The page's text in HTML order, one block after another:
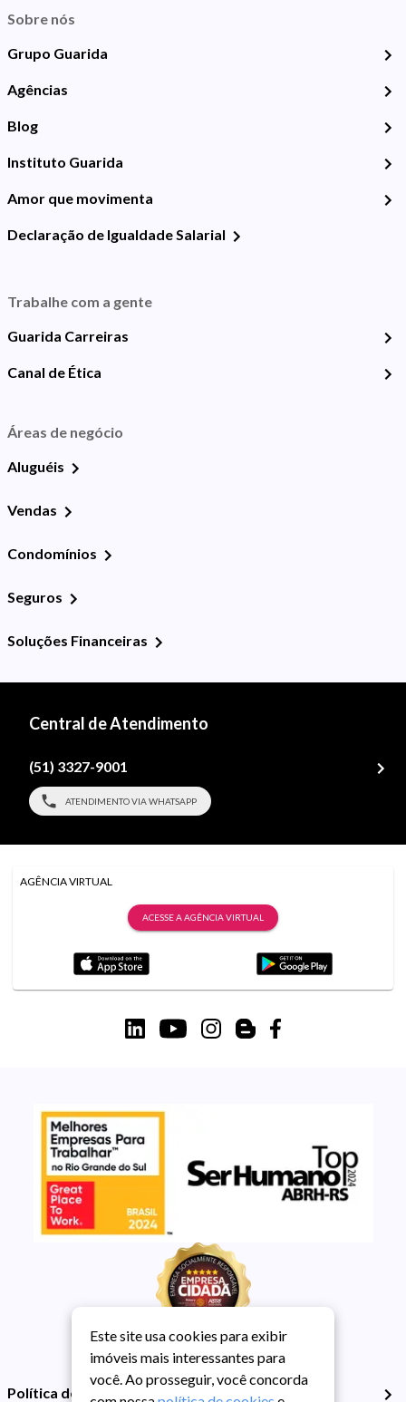
Sobre nós
Grupo Guarida
Agências
Blog
Instituto Guarida
Amor que movimenta
Declaração de Igualdade Salarial
Trabalhe com a gente
Guarida Carreiras
Canal de Ética
Áreas de negócio
Aluguéis
Vendas
Condomínios
Seguros
Soluções Financeiras
Central de Atendimento
(51) 3327-9001
ATENDIMENTO VIA WHATSAPP
AGÊNCIA VIRTUAL
ACESSE A AGÊNCIA VIRTUAL
Política de Privacidade
Este site usa cookies para exibir
imóveis mais interessantes para
você. Ao prosseguir, você concorda